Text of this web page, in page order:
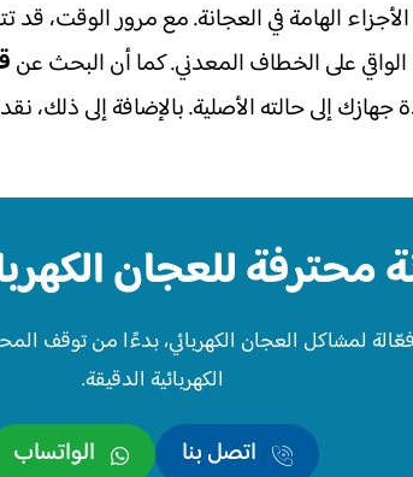
الهامة في العجانة. مع مرور الوقت، قد
على الخطاف المعدني. كما أن البحث عن
إلى حالته الأصلية. بالإضافة إلى
محترفة للعجان
لمشاكل العجان الكهربائي، بدءًا من توقف
الكهربائية الدقيقة.
اتصل بنا الواتساب